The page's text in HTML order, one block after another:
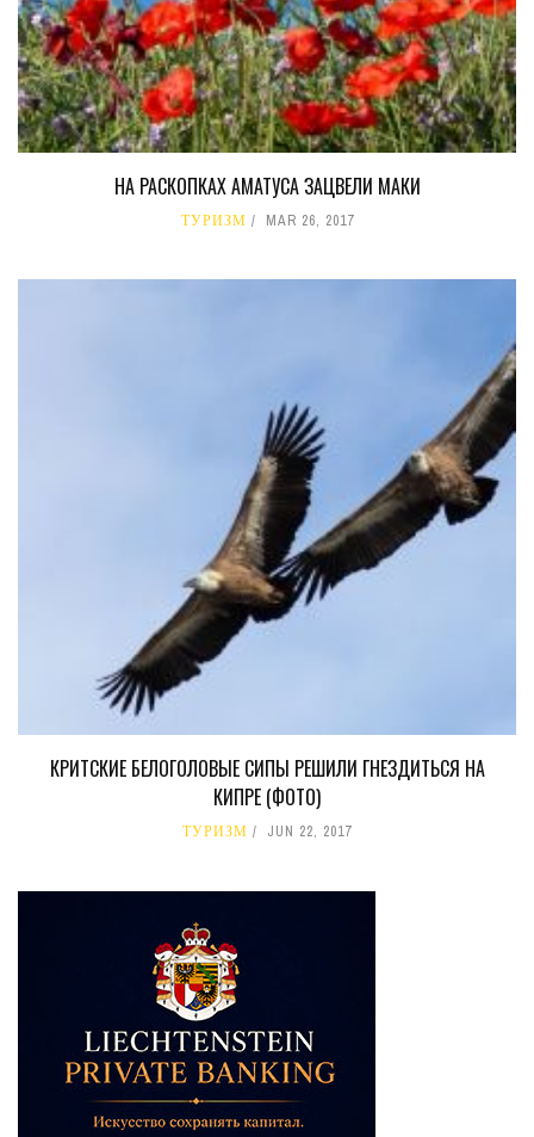
НА РАСКОПКАХ АМАТУСА ЗАЦВЕЛИ МАКИ
ТУРИЗМ MAR 26, 2017
КРИТСКИЕ БЕЛОГОЛОВЫЕ СИПЫ РЕШИЛИ ГНЕЗДИТЬСЯ НА
КИПРЕ (ФОТО)
ТУРИЗМ JUN 22, 2017